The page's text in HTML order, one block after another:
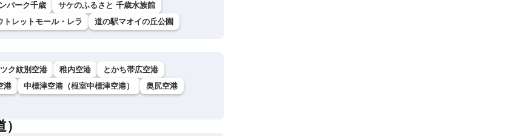
パーク千歳
サケのふるさと 千歳水族館
トレットモール・レラ 道の駅マオイの丘公園
ク紋別空港 稚内空港
とかち帯広空港
港 中標津空港（根室中標津空港）
奥尻空港